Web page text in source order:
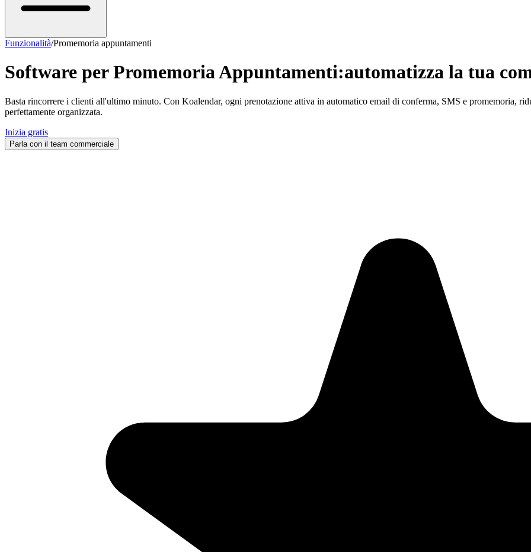
Funzionalità/Promemoria appuntamenti
Software per Promemoria Appuntamenti:automatizza la tua
Basta rincorrere i clienti all'ultimo minuto. Con Koalendar, ogni prenotazione attiva in automatico email di conferma, SMS e promemoria,
perfettamente organizzata.
Inizia gratis
Parla con il team commerciale